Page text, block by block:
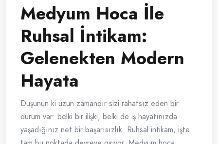
Medyum Hoca İle
Ruhsal İntikam:
Gelenekten Modern
Hayata
Düşünün ki uzun zamandır sizi rahatsız eden bir
durum var: belki bir ilişki, belki de iş hayatınızda
yaşadığınız net bir başarısızlık. Ruhsal intikam, işte